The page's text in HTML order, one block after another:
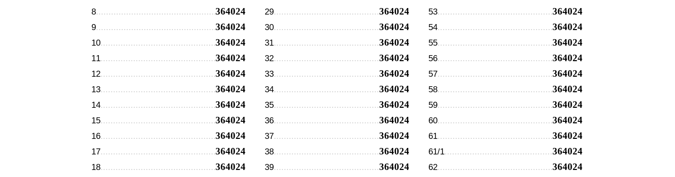
8 364024
9 364024
10 364024
11 364024
12 364024
13 364024
14 364024
15 364024
16 364024
17 364024
18 364024
29 364024
30 364024
31 364024
32 364024
33 364024
34 364024
35 364024
36 364024
37 364024
38 364024
39 364024
53 364024
54 364024
55 364024
56 364024
57 364024
58 364024
59 364024
60 364024
61 364024
61/1 364024
62 364024